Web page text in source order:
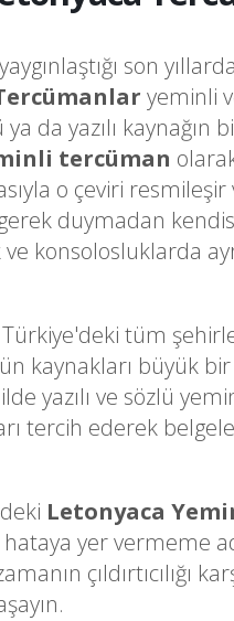
son
yeminli
da yazılı
tercüman
o çeviri
duymadan
konsolosluklarda
tüm
kaynakları büyük
yazılı ve sözlü
tercih ederek
Letonyaca
yer vermeme
çıldırtıcılığı